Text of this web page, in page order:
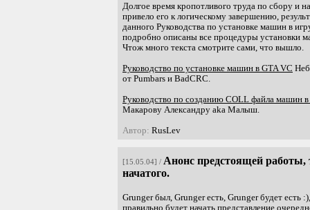
Долгое время кропотливого труда по сбору и
привело его к логическому завершению,
данного Руководства по установке машин в
подробно описаны все процедуры установки
Чтож много текста смотрите сами, что вышло.
Руководство по установке машин в GTA VC
от Pumbars и BadCRC.
Руководство по созданию COLL файла машин
Макарову Александру aka Малыш.
Автор: RusLev
[15.05.04] / Анонс предстоящей работы,
начатого.
Grunger был, Grunger есть, Grunger будет есть
правильно будет начать представление